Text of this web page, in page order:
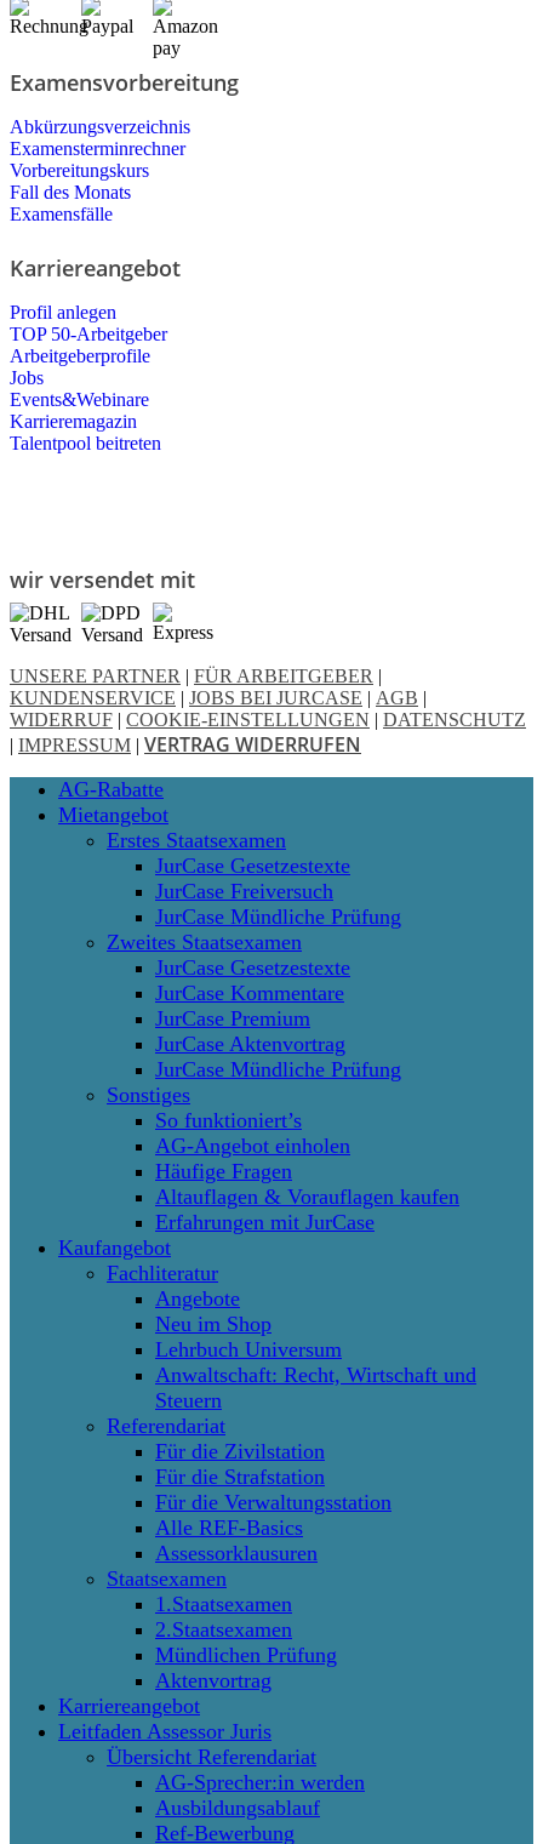
Examensvorbereitung
Abkürzungsverzeichnis
Examensterminrechner
Vorbereitungskurs
Fall des Monats
Examensfälle
Karriereangebot
Profil anlegen
TOP 50-Arbeitgeber
Arbeitgeberprofile
Jobs
Events&Webinare
Karrieremagazin
Talentpool beitreten
wir versendet mit
UNSERE PARTNER | FÜR ARBEITGEBER |
KUNDENSERVICE | JOBS BEI JURCASE | AGB |
WIDERRUF | COOKIE-EINSTELLUNGEN | DATENSCHUTZ
| IMPRESSUM | VERTRAG WIDERRUFEN
Close
AG-Rabatte
Mietangebot
Erstes Staatsexamen
JurCase Gesetzestexte
JurCase Freiversuch
JurCase Mündliche Prüfung
Zweites Staatsexamen
JurCase Gesetzestexte
JurCase Kommentare
JurCase Premium
JurCase Aktenvortrag
JurCase Mündliche Prüfung
Sonstiges
So funktioniert’s
AG-Angebot einholen
Häufige Fragen
Altauflagen & Vorauflagen kaufen
Erfahrungen mit JurCase
Kaufangebot
Fachliteratur
Angebote
Neu im Shop
Lehrbuch Universum
Anwaltschaft: Recht, Wirtschaft und
Steuern
Referendariat
Für die Zivilstation
Für die Strafstation
Für die Verwaltungsstation
Alle REF-Basics
Assessorklausuren
Staatsexamen
1.Staatsexamen
2.Staatsexamen
Mündlichen Prüfung
Aktenvortrag
Karriereangebot
Leitfaden Assessor Juris
Übersicht Referendariat
AG-Sprecher:in werden
Ausbildungsablauf
Ref-Bewerbung